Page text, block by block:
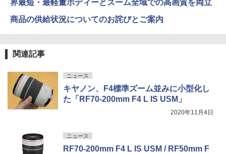
界最短・最軽量ボディーとズーム全域での高画質を両立
商品の供給状況についてのお詫びとご案内
関連記事
ニュース
キヤノン、F4標準ズーム並みに小型化し
た「RF70-200mm F4 L IS USM」
2020年11月4日
ニュース
RF70-200mm F4 L IS USM / RF50mm F